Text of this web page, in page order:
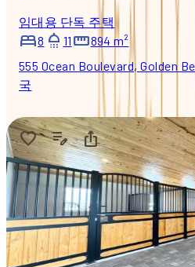
임대용 단독 주택
8
11
894 m²
555 Ocean Boulevard, Golden
국